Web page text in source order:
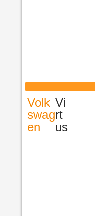
Volk
swag
en
Vi
rt
us